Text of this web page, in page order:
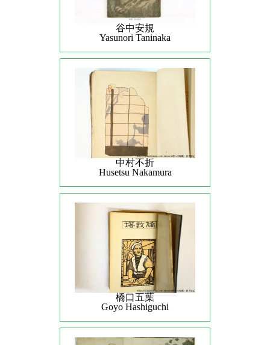
谷中安規
Yasunori Taninaka
中村不折
Husetsu Nakamura
橋口五葉
Goyo Hashiguchi